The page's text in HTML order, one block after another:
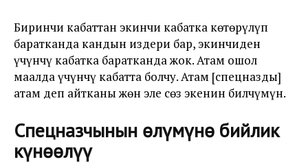
Биринчи кабаттан экинчи кабатка көтөрүлүп
баратканда кандын издери бар, экинчиден
үчүнчү кабатка баратканда жок. Атам ошол
маалда үчүнчү кабатта болчу. Атам [спецназды]
атам деп айтканы жөн эле сөз экенин билчүмүн.
Спецназчынын өлүмүнө бийлик
күнөөлүү